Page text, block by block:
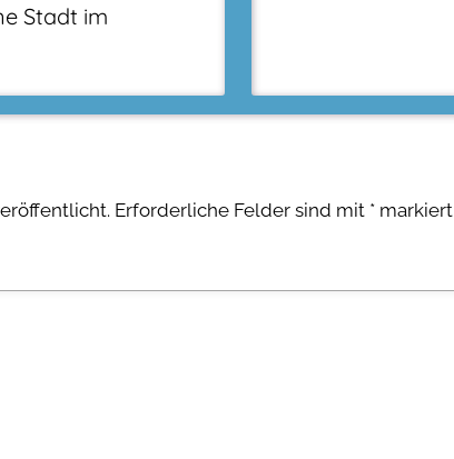
Stadt im
Erforderliche Felder sind mit * markiert